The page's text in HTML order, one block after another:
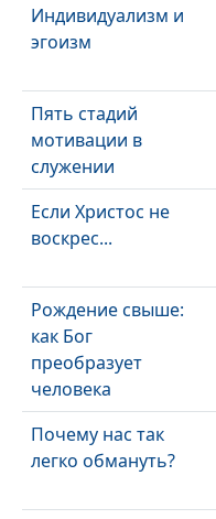
Индивидуализм и
эгоизм
Пять стадий
мотивации в
служении
Если Христос не
воскрес...
Рождение свыше:
как Бог
преобразует
человека
Почему нас так
легко обмануть?